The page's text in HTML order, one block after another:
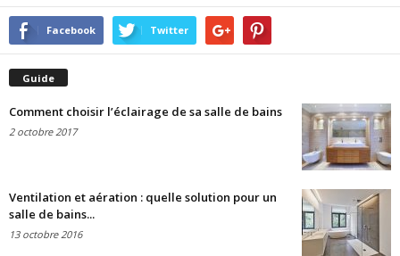
Facebook Twitter
Guide
Comment choisir l’éclairage de sa salle de bains
2 octobre 2017
Ventilation et aération : quelle solution pour un
salle de bains...
13 octobre 2016